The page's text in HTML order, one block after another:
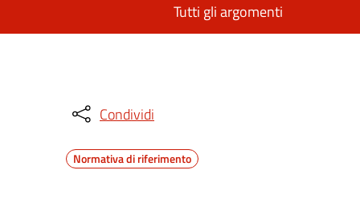
Tutti gli argomenti
Condividi
Normativa di riferimento